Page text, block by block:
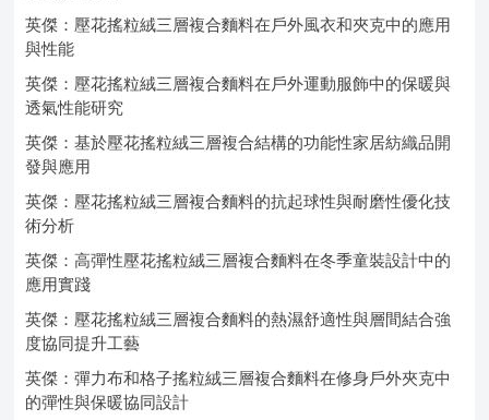
英傑：壓花搖粒絨三層複合麵料在戶外風衣和夾克中的應用
與性能
英傑：壓花搖粒絨三層複合麵料在戶外運動服飾中的保暖與
透氣性能研究
英傑：基於壓花搖粒絨三層複合結構的功能性家居紡織品開
發與應用
英傑：壓花搖粒絨三層複合麵料的抗起球性與耐磨性優化技
術分析
英傑：高彈性壓花搖粒絨三層複合麵料在冬季童裝設計中的
應用實踐
英傑：壓花搖粒絨三層複合麵料的熱濕舒適性與層間結合強
度協同提升工藝
英傑：彈力布和格子搖粒絨三層複合麵料在修身戶外夾克中
的彈性與保暖協同設計